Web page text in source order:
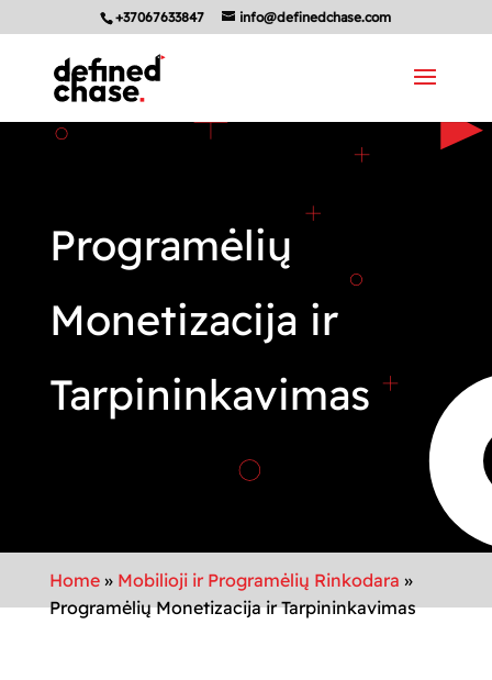
+37067633847 info@definedchase.com
Programėlių
Monetizacija ir
Tarpininkavimas
Home» Mobilioji ir Programėlių Rinkodara »
Programėlių Monetizacija ir Tarpininkavimas